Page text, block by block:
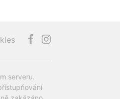
serveru.